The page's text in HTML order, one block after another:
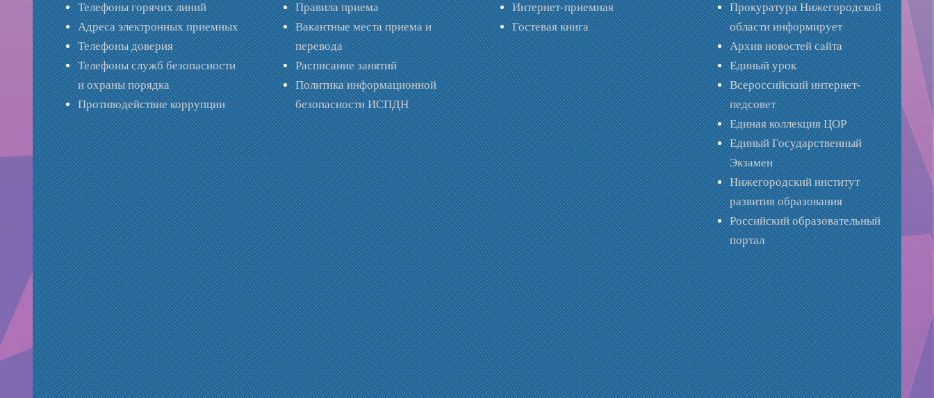
Телефоны горячих линий
Адреса электронных приемных
Телефоны доверия
Телефоны служб безопасности
и охраны порядка
Противодействие коррупции
Правила приема
Вакантные места приема и
перевода
Расписание занятий
Политика информационной
безопасности ИСПДН
Интернет-приемная
Гостевая книга
Прокуратура Нижегородской
области информирует
Архив новостей сайта
Единый урок
Всероссийский интернет-
педсовет
Единая коллекция ЦОР
Единый Государственный
Экзамен
Нижегородский институт
развития образования
Российский образовательный
портал